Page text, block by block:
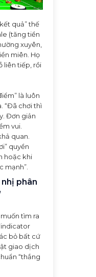
quả” thế
(tăng tiền
xuyên,
miên. Họ
liên tiếp, rồi
là luôn
“Đã chơi thì
Đơn giản
vui.
quan.
quyền
hoặc khi
mạnh”.
phân
tìm ra
bỏ bất cứ
giao dịch
“thắng